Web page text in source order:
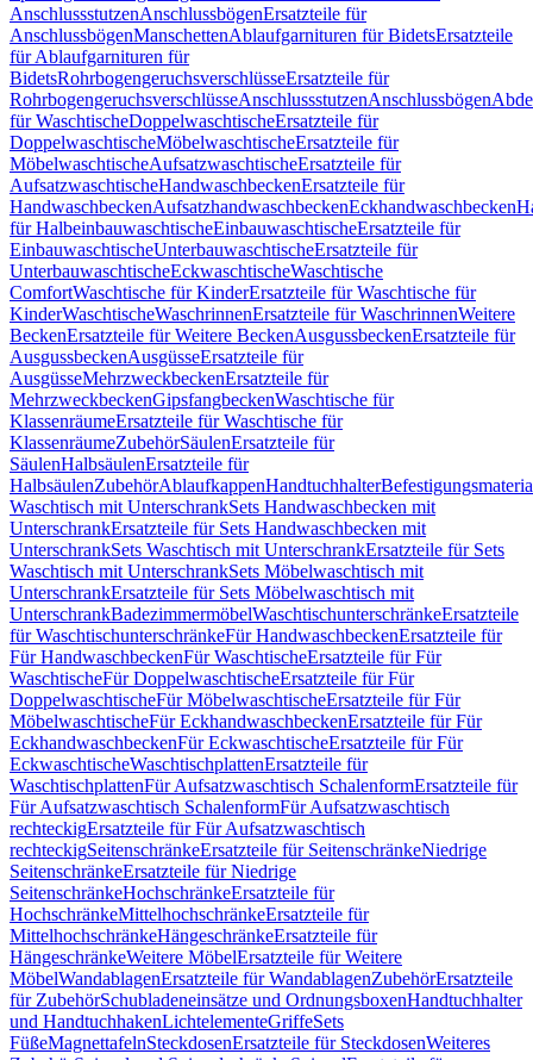
AnschlussstutzenAnschlussbögenErsatzteile für
AnschlussbögenManschettenAblaufgarnituren für BidetsErsatzteile
für Ablaufgarnituren für
BidetsRohrbogengeruchsverschlüsseErsatzteile für
RohrbogengeruchsverschlüsseAnschlussstutzenAnschlussbögen
für WaschtischeDoppelwaschtischeErsatzteile für
DoppelwaschtischeMöbelwaschtischeErsatzteile für
MöbelwaschtischeAufsatzwaschtischeErsatzteile für
AufsatzwaschtischeHandwaschbeckenErsatzteile für
HandwaschbeckenAufsatzhandwaschbeckenEckhandwaschbecken
für HalbeinbauwaschtischeEinbauwaschtischeErsatzteile für
EinbauwaschtischeUnterbauwaschtischeErsatzteile für
UnterbauwaschtischeEckwaschtischeWaschtische
ComfortWaschtische für KinderErsatzteile für Waschtische für
KinderWaschtischeWaschrinnenErsatzteile für WaschrinnenWeitere
BeckenErsatzteile für Weitere BeckenAusgussbeckenErsatzteile für
AusgussbeckenAusgüsseErsatzteile für
AusgüsseMehrzweckbeckenErsatzteile für
MehrzweckbeckenGipsfangbeckenWaschtische für
KlassenräumeErsatzteile für Waschtische für
KlassenräumeZubehörSäulenErsatzteile für
SäulenHalbsäulenErsatzteile für
HalbsäulenZubehörAblaufkappenHandtuchhalter
Waschtisch mit UnterschrankSets Handwaschbecken mit
UnterschrankErsatzteile für Sets Handwaschbecken mit
UnterschrankSets Waschtisch mit UnterschrankErsatzteile für Sets
Waschtisch mit UnterschrankSets Möbelwaschtisch mit
UnterschrankErsatzteile für Sets Möbelwaschtisch mit
UnterschrankBadezimmermöbelWaschtischunterschränkeErsatzteile
für WaschtischunterschränkeFür HandwaschbeckenErsatzteile für
Für HandwaschbeckenFür WaschtischeErsatzteile für Für
WaschtischeFür DoppelwaschtischeErsatzteile für Für
DoppelwaschtischeFür MöbelwaschtischeErsatzteile für Für
MöbelwaschtischeFür EckhandwaschbeckenErsatzteile für Für
EckhandwaschbeckenFür EckwaschtischeErsatzteile für Für
EckwaschtischeWaschtischplattenErsatzteile für
WaschtischplattenFür Aufsatzwaschtisch SchalenformErsatzteile für
Für Aufsatzwaschtisch SchalenformFür Aufsatzwaschtisch
rechteckigErsatzteile für Für Aufsatzwaschtisch
rechteckigSeitenschränkeErsatzteile für SeitenschränkeNiedrige
SeitenschränkeErsatzteile für Niedrige
SeitenschränkeHochschränkeErsatzteile für
HochschränkeMittelhochschränkeErsatzteile für
MittelhochschränkeHängeschränkeErsatzteile für
HängeschränkeWeitere MöbelErsatzteile für Weitere
MöbelWandablagenErsatzteile für WandablagenZubehörErsatzteile
für ZubehörSchubladeneinsätze und OrdnungsboxenHandtuchhalter
und HandtuchhakenLichtelementeGriffeSets
FüßeMagnettafelnSteckdosenErsatzteile für SteckdosenWeiteres